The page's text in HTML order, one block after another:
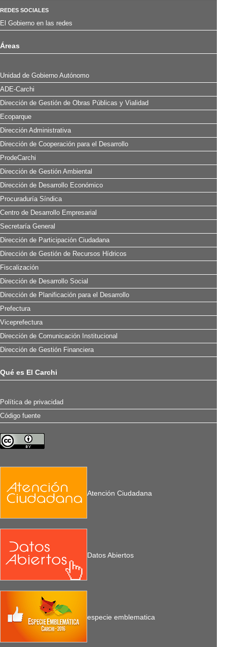
REDES SOCIALES
El Gobierno en las redes
Áreas
Unidad de Gobierno Autónomo
ADE-Carchi
Dirección de Gestión de Obras Públicas y Vialidad
Ecoparque
Dirección Administrativa
Dirección de Cooperación para el Desarrollo
ProdeCarchi
Dirección de Gestión Ambiental
Dirección de Desarrollo Económico
Procuraduría Síndica
Centro de Desarrollo Empresarial
Secretaría General
Dirección de Participación Ciudadana
Dirección de Gestión de Recursos Hídricos
Fiscalización
Dirección de Desarrollo Social
Dirección de Planificación para el Desarrollo
Prefectura
Viceprefectura
Dirección de Comunicación Institucional
Dirección de Gestión Financiera
Qué es El Carchi
Política de privacidad
Código fuente
Atención Ciudadana
Datos Abiertos
especie emblematica